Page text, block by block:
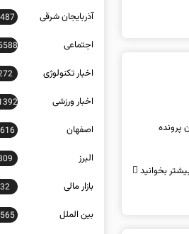
پرونده
بخوانید
آذربایجان شرقی
اجتماعی
اخبار تکنولوژی
اخبار ورزشی
اصفهان
البرز
بازار مالی 32
بین الملل